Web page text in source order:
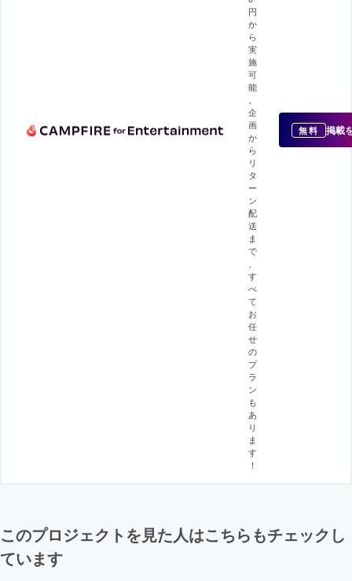
円
か
ら
実
施
可
能
。
企
画
か
ら
リ
タ
ー
ン
配
送
ま
で
、
す
べ
て
お
任
せ
の
プ
ラ
ン
も
あ
り
ま
す
！
無料 掲載
このプロジェクトを見た人はこちらもチェックし
ています